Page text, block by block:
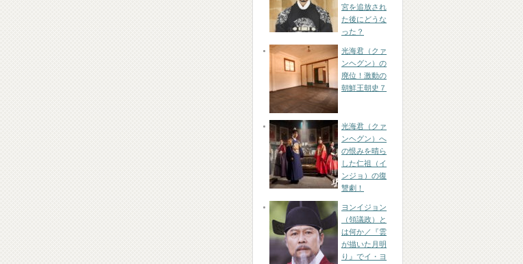
宮を追放され
た後にどうな
った？
光海君（クァ
ンヘグン）の
廃位！激動の
朝鮮王朝史７
光海君（クァ
ンヘグン）へ
の恨みを晴ら
した仁祖（イ
ンジョ）の復
讐劇！
ヨンイジョン
（領議政）と
は何か／『雲
が描いた月明
り』でイ・ヨ